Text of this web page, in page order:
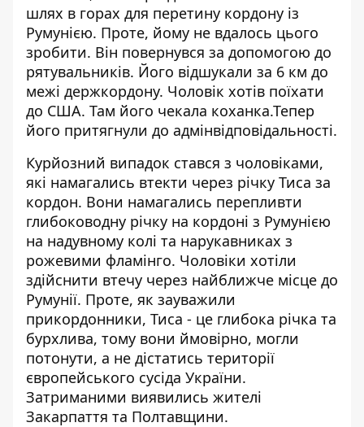
шлях в горах для перетину кордону із
Румунією. Проте, йому не вдалось цього
зробити. Він повернувся за допомогою до
рятувальників. Його відшукали за 6 км до
межі держкордону. Чоловік хотів поїхати
до США. Там його чекала коханка.Тепер
його притягнули до адмінвідповідальності.
Курйозний випадок стався з чоловіками,
які намагались втекти через річку Тиса за
кордон. Вони намагались перепливти
глибоководну річку на кордоні з Румунією
на надувному колі та нарукавниках з
рожевими фламінго. Чоловіки хотіли
здійснити втечу через найближче місце до
Румунії. Проте, як зауважили
прикордонники, Тиса - це глибока річка та
бурхлива, тому вони ймовірно, могли
потонути, а не дістатись території
європейського сусіда України.
Затриманими виявились жителі
Закарпаття та Полтавщини.